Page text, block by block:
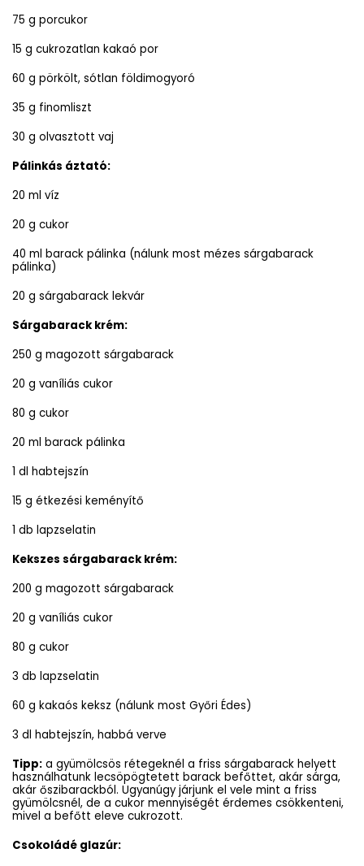
75 g porcukor
15 g cukrozatlan kakaó por
60 g pörkölt, sótlan földimogyoró
35 g finomliszt
30 g olvasztott vaj
Pálinkás áztató:
20 ml víz
20 g cukor
40 ml barack pálinka (nálunk most mézes sárgabarack
pálinka)
20 g sárgabarack lekvár
Sárgabarack krém:
250 g magozott sárgabarack
20 g vaníliás cukor
80 g cukor
20 ml barack pálinka
1 dl habtejszín
15 g étkezési keményítő
1 db lapzselatin
Kekszes sárgabarack krém:
200 g magozott sárgabarack
20 g vaníliás cukor
80 g cukor
3 db lapzselatin
60 g kakaós keksz (nálunk most Győri Édes)
3 dl habtejszín, habbá verve
Tipp: a gyümölcsös rétegeknél a friss sárgabarack helyett
használhatunk lecsöpögtetett barack befőttet, akár sárga,
akár őszibarackból. Ugyanúgy járjunk el vele mint a friss
gyümölcsnél, de a cukor mennyiségét érdemes csökkenteni,
mivel a befőtt eleve cukrozott.
Csokoládé glazúr: